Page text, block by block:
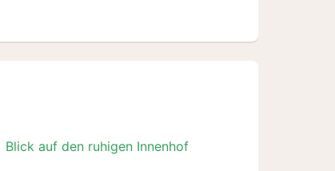
Blick auf den ruhigen Innenhof